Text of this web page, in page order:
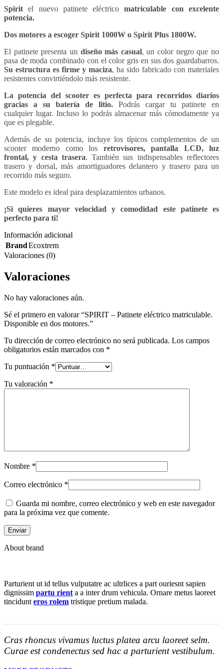
Spiritel nuevo patinete eléctricomatriculable con excelente
potencia.
Dos motores a escoger Spirit 1000W o Spirit Plus 1800W.
El patinete presenta un diseño más casual, un color negro que no
pasa de moda combinado con el color gris en sus dos guardabarros.
Su estructura es firme y maciza, ha sido fabricado con materiales
resistentes convirtiéndolo más resistente.
La potencia del scooter es perfecta para recorridos diarios
gracias a su batería de litio. Podrás cargar tu patinete en
cualquierlugar. Inclusolo podrás almacenar más cómodamente ya
que es plegable.
Además de su potencia, incluye los típicos complementos de un
scooter moderno como los retrovisores, pantalla LCD, luz
frontal, y cesta trasera. También sus indispensables reflectores
trasero y dorsal, más amortiguadores delantero y trasero para un
recorrido más seguro.
Este modelo es ideal para desplazamientos urbanos.
¡Si quieres mayor velocidad y comodidad este patinete es
perfecto para ti!
Información adicional
BrandEcoxtrem
Valoraciones (0)
Valoraciones
No hay valoraciones aún.
Sé el primero en valorar “SPIRIT – Patinete eléctrico matriculable.
Disponible en dos motores.”
Tu dirección de correo electrónico no será publicada. Los campos
obligatorios están marcados con *
Tu puntuación *
Tu valoración *
Nombre *
Correo electrónico *
Guarda mi nombre, correo electrónico y web en este navegador
para la próxima vez que comente.
About brand
Parturient ut id tellus vulputatre ac ultrlices a part ouriesnt sapien
dignissim partu rient a a inter drum vehicula. Ornare metus laoreet
tincidunt eros rolem tristique pretium malada.
Cras rhoncus vivamus luctus platea arcu laoreet selm.
Curae est condenectus sed hac a parturient vestibulum.